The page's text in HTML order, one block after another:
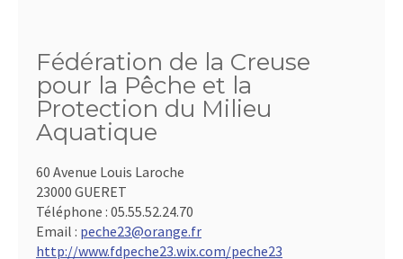
Fédération de la Creuse
pour la Pêche et la
Protection du Milieu
Aquatique
60 Avenue Louis Laroche
23000 GUERET
Téléphone : 05.55.52.24.70
Email : peche23@orange.fr
http://www.fdpeche23.wix.com/peche23